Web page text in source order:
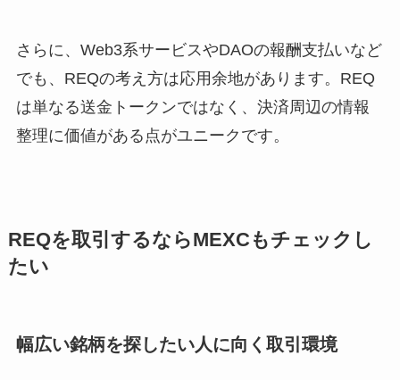
さらに、Web3系サービスやDAOの報酬支払いなど
でも、REQの考え方は応用余地があります。REQ
は単なる送金トークンではなく、決済周辺の情報
整理に価値がある点がユニークです。
REQを取引するならMEXCもチェックし
たい
幅広い銘柄を探したい人に向く取引環境